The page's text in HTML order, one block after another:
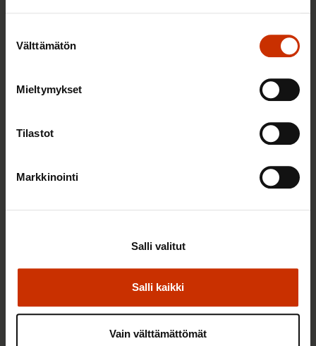
valinta
Välttämätön
Mieltymykset
Tilastot
Markkinointi
Salli kaikki
Salli valitut
Vain välttämättömät
TASA-ARVO JA YHDENVERTAISUUS
Millaiseen työelämään nuoret kasvavat ja